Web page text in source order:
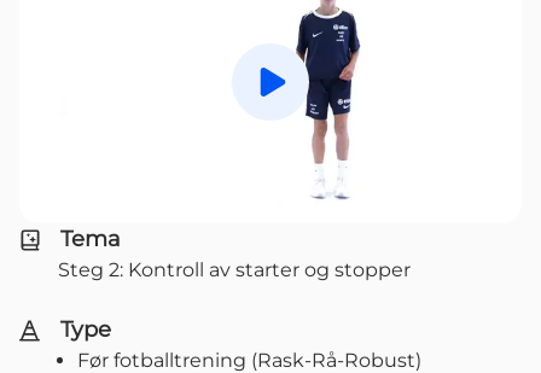
Spill av
Tema
Steg 2: Kontroll av starter og stopper
Type
Før fotballtrening (Rask-Rå-Robust)